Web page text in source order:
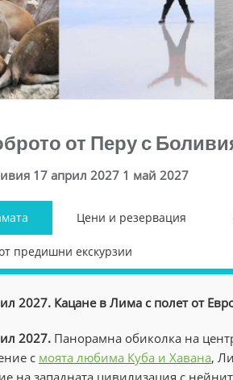
от Перу с
17 април 2027 1 май 2027
Цени и резервация
предишни екскурзии
2027. Кацане в Лима с полет от
2027. Панорамна обиколка на
с моята любима Куба и Хавана,